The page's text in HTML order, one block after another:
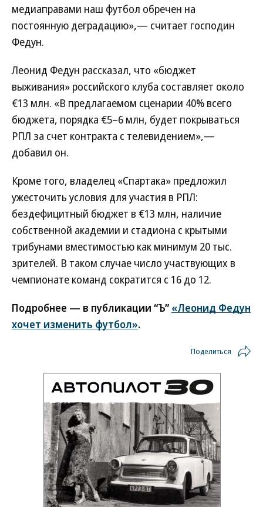
медиаправами наш футбол обречен на
постоянную деградацию»,— считает господин
Федун.
Леонид Федун рассказал, что «бюджет
выживания» российского клуба составляет около
€13 млн. «В предлагаемом сценарии 40% всего
бюджета, порядка €5–6 млн, будет покрываться
РПЛ за счет контракта с телевидением»,—
добавил он.
Кроме того, владелец «Спартака» предложил
ужесточить условия для участия в РПЛ:
бездефицитный бюджет в €13 млн, наличие
собственной академии и стадиона с крытыми
трибунами вместимостью как минимум 20 тыс.
зрителей. В таком случае число участвующих в
чемпионате команд сократится с 16 до 12.
Подробнее — в публикации “Ъ” «Леонид Федун
хочет изменить футбол».
Поделиться